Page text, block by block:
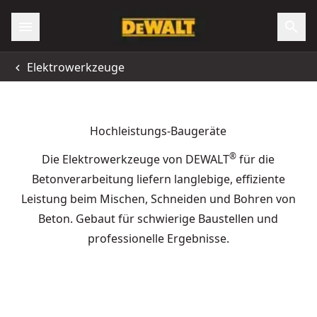
Elektrowerkzeuge
Hochleistungs-Baugeräte
Die Elektrowerkzeuge von DEWALT® für die
Betonverarbeitung liefern langlebige, effiziente
Leistung beim Mischen, Schneiden und Bohren von
Beton. Gebaut für schwierige Baustellen und
professionelle Ergebnisse.